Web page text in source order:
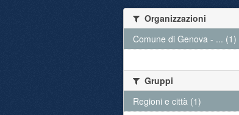
Organizzazioni
Comune di Genova - ... (1)
Gruppi
Regioni e città (1)